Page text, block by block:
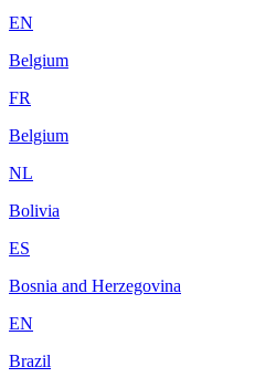
EN
Belgium
FR
Belgium
NL
Bolivia
ES
Bosnia and Herzegovina
EN
Brazil